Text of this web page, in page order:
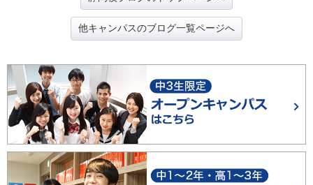
他キャンパスのブログ一覧ページへ